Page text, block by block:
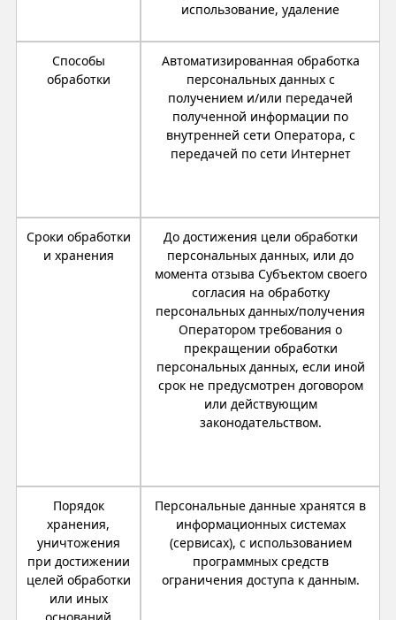
использование, удаление
Способы
обработки
Автоматизированная обработка
персональных данных с
получением и/или передачей
полученной информации по
внутренней сети Оператора, с
передачей по сети Интернет
Сроки обработки
и хранения
До достижения цели обработки
персональных данных, или до
момента отзыва Субъектом своего
согласия на обработку
персональных данных/получения
Оператором требования о
прекращении обработки
персональных данных, если иной
срок не предусмотрен договором
или действующим
законодательством.
Порядок
хранения,
уничтожения
при достижении
целей обработки
или иных
Персональные данные хранятся в
информационных системах
(сервисах), с использованием
программных средств
ограничения доступа к данным.